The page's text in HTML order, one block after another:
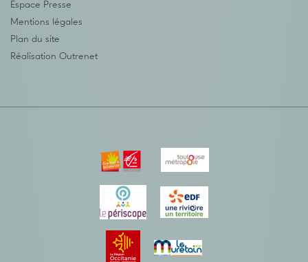
Espace Presse
Mentions légales
Plan du site
Réalisation Outrenet